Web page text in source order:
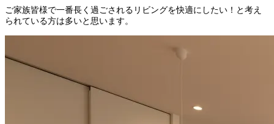
ご家族皆様で一番長く過ごされるリビングを快適にしたい！と考え
られている方は多いと思います。